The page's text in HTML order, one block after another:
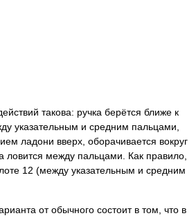
такова: ручка берётся ближе к
указательным и средним пальцами,
ладони вверх, оборачивается вокруг
ловится между пальцами. Как правило,
12 (между указательным и средним
от обычного состоит в том, что в